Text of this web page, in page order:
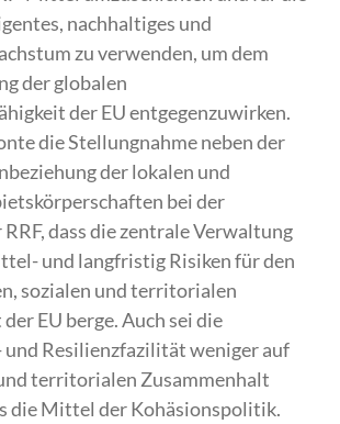
nachhaltiges und
zu verwenden, um dem
der globalen
der EU entgegenzuwirken.
die Stellungnahme neben der
der lokalen und
bei der
dass die zentrale Verwaltung
und langfristig Risiken für den
sozialen und territorialen
EU berge. Auch sei die
Resilienzfazilität weniger auf
territorialen Zusammenhalt
die Mittel der Kohäsionspolitik.